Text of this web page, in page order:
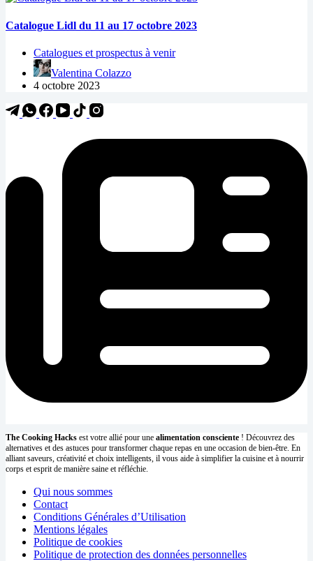
Catalogue Lidl du 11 au 17 octobre 2023
Catalogues et prospectus à venir
Valentina Colazzo
4 octobre 2023
The Cooking Hacks est votre allié pour une alimentation consciente ! Découvrez des
alternatives et des astuces pour transformer chaque repas en une occasion de bien-être. En
alliant saveurs, créativité et choix intelligents, il vous aide à simplifier la cuisine et à nourrir
corps et esprit de manière saine et réfléchie.
Qui nous sommes
Contact
Conditions Générales d’Utilisation
Mentions légales
Politique de cookies
Politique de protection des données personnelles